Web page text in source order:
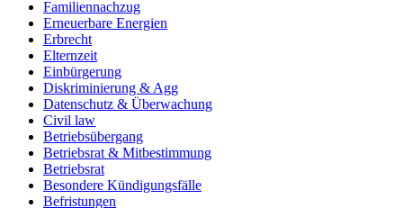
Familiennachzug
Erneuerbare Energien
Erbrecht
Elternzeit
Einbürgerung
Diskriminierung & Agg
Datenschutz & Überwachung
Civil law
Betriebsübergang
Betriebsrat & Mitbestimmung
Betriebsrat
Besondere Kündigungsfälle
Befristungen